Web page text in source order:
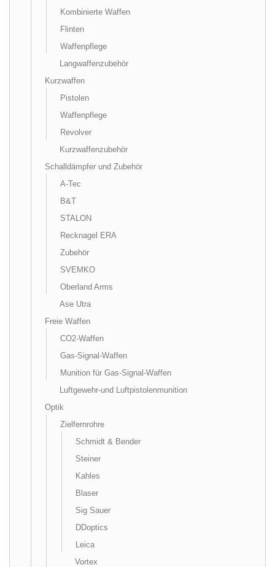
Kombinierte Waffen
Flinten
Waffenpflege
Langwaffenzubehör
Kurzwaffen
Pistolen
Waffenpflege
Revolver
Kurzwaffenzubehör
Schalldämpfer und Zubehör
A-Tec
B&T
STALON
Recknagel ERA
Zubehör
SVEMKO
Oberland Arms
Ase Utra
Freie Waffen
CO2-Waffen
Gas-Signal-Waffen
Munition für Gas-Signal-Waffen
Luftgewehr-und Luftpistolenmunition
Optik
Zielfernrohre
Schmidt & Bender
Steiner
Kahles
Blaser
Sig Sauer
DDoptics
Leica
Vortex